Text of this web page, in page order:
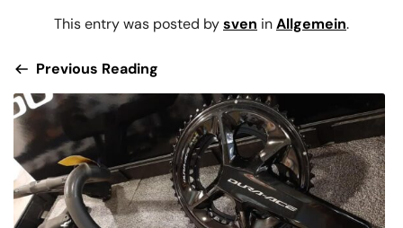
This entry was posted bysven inAllgemein.
Previous Reading